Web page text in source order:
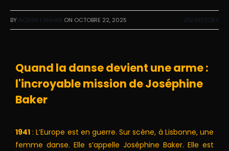
BY NORAH FANHAN ON OCTOBRE 22, 2025 LDV HISTORY
Quand la danse devient une arme :
l'incroyable mission de Joséphine
Baker
1941 : L’Europe est en guerre. Sur scène, à Lisbonne, une
femme danse. Elle s’appelle Joséphine Baker. Elle est